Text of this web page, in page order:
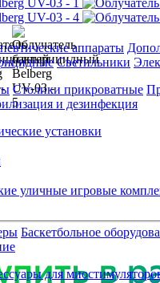
аппараты
Светильники
Столики прикроватные
и дезинфекция
установки
уличные игровые
Баскетбольное
для